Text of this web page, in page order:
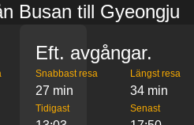
Busan till Gyeongju
Eft. avgångar.
Snabbast resa
27 min
Längst resa
34 min
Tidigast Senast